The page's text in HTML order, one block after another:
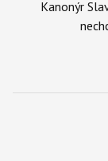
Kanonýr